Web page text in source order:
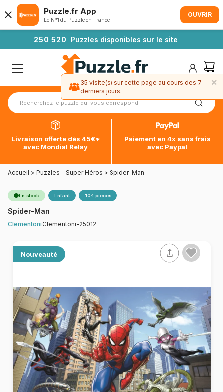
250 520 Puzzles disponibles sur le site
Livraison offerte dès 45€*
avec Mondial Relay
Paiement en 4x sans frais
avec Paypal
Accueil > Puzzles - Super Héros > Spider-Man
En stock Enfant 104 pièces
Spider-Man
Clementoni Clementoni-25012
Nouveauté
Puzzle.fr App
Le N°1 du Puzzle en France
OUVRIR
×
35 visite(s) sur cette page au cours des 7
derniers jours.